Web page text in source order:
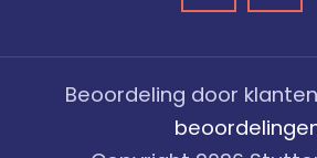
Beoordeling door